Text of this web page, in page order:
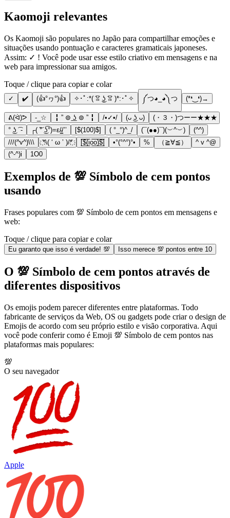
Kaomoji relevantes
Os Kaomoji são populares no Japão para compartilhar emoções e
situações usando pontuação e caracteres gramaticais japoneses.
Assim: ✓ ! Você pode usar esse estilo criativo em mensagens e na
web para impressionar sua amigos.
Toque / clique para copiar e colar
✓ ✔️ (👍°ヮ°)👍 ✧･ﾟ:*( ͡ꈍ ͜ʖ̫ ͡ꈍ )*:･ﾟ✧ ༼つ◕_◕༽つ (*❛‿❛)→
ᕕ(ᐛ)ᕗ -_☆ ╏ ” ⊚ ͟ʖ ⊚ ” ╏ /•✓•/ (ᴗ ͜ʖ ᴗ)
(・３・)つーー★★★
° ͜ʖ ͡ -
┌( ͝° ͜ʖ͡°)=ε/̵͇/’’ [$(100)$] ( °_°)^_/ (¯(●●)¯)(︶^︶)
(^^)
///(^v^)\\\
҉*\( ‘ ω ’ )/*҉ [̲̅$̲̅(̲̅ιο̲̅̅ο̲̅̅)̲̅$̲̅] •°(°^°)°• % （≧∀≦）
^ v ^@
(^-^)i
1O0
Exemplos de 💯 Símbolo de cem pontos
usando
Frases populares com 💯 Símbolo de cem pontos em mensagens e
web:
Toque / clique para copiar e colar
Eu garanto que isso é verdade! 💯 Isso merece 💯 pontos entre 10
O 💯 Símbolo de cem pontos através de
diferentes dispositivos
Os emojis podem parecer diferentes entre plataformas. Todo
fabricante de serviços da Web, OS ou gadgets pode criar o design de
Emojis de acordo com seu próprio estilo e visão corporativa. Aqui
você pode conferir como é Emoji 💯 Símbolo de cem pontos nas
plataformas mais populares:
💯
O seu navegador
Apple